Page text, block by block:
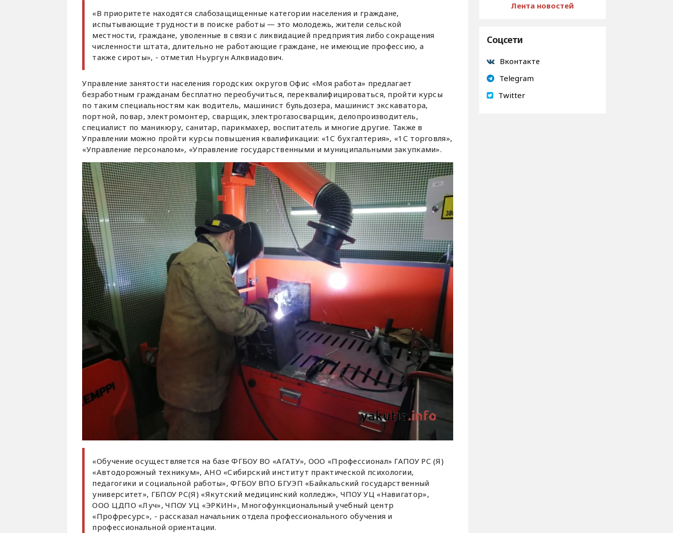
«В приоритете находятся слабозащищенные категории населения и граждане,
испытывающие трудности в поиске работы — это молодежь, жители сельской
местности, граждане, уволенные в связи с ликвидацией предприятия либо сокращения
численности штата, длительно не работающие граждане, не имеющие профессию, а
также сироты», - отметил Ньургун Алквиадович.
Управление занятости населения городских округов Офис «Моя работа» предлагает
безработным гражданам бесплатно переобучиться, переквалифицироваться, пройти курсы
по таким специальностям как водитель, машинист бульдозера, машинист экскаватора,
портной, повар, электромонтер, сварщик, электрогазосварщик, делопроизводитель,
специалист по маникюру, санитар, парикмахер, воспитатель и многие другие. Также в
Управлении можно пройти курсы повышения квалификации: «1С бухгалтерия», «1С торговля»,
«Управление персоналом», «Управление государственными и муниципальными закупками».
«Обучение осуществляется на базе ФГБОУ ВО «АГАТУ», ООО «Профессионал» ГАПОУ РС (Я)
«Автодорожный техникум», АНО «Сибирский институт практической психологии,
педагогики и социальной работы», ФГБОУ ВПО БГУЭП «Байкальский государственный
университет», ГБПОУ РС(Я) «Якутский медицинский колледж», ЧПОУ УЦ «Навигатор»,
ООО ЦДПО «Луч», ЧПОУ УЦ «ЭРКИН», Многофункциональный учебный центр
«Профресурс», - рассказал начальник отдела профессионального обучения и
профессиональной ориентации.
Лента новостей
Соцсети
Вконтакте
Telegram
Twitter